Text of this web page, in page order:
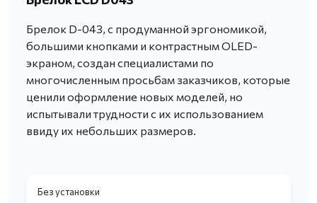
Брелок D-043, с продуманной эргономикой,
большими кнопками и контрастным OLED-
экраном, создан специалистами по
многочисленным просьбам заказчиков, которые
ценили оформление новых моделей, но
испытывали трудности с их использованием
ввиду их небольших размеров.
Без установки